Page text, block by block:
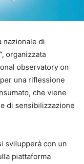
nazionale di
organizzata
observatory on
una riflessione
che viene
di sensibilizzazione
svilupperà con un
piattaforma